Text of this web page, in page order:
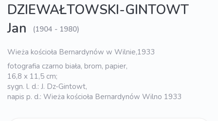
DZIEWAŁTOWSKI-GINTOWT
Jan
(1904 - 1980)
Wieża kościoła Bernardynów w Wilnie,1933
fotografia czarno biała, brom, papier,
16,8 x 11,5 cm;
sygn. l. d.: J. Dz-Gintowt,
napis p. d.: Wieża kościoła Bernardynów Wilno 1933